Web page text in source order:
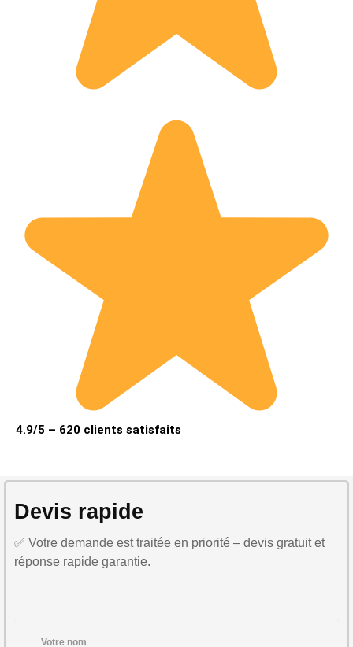
4.9/5 – 620 clients satisfaits
Devis rapide
✅ Votre demande est traitée en priorité – devis gratuit et
réponse rapide garantie.
Votre nom